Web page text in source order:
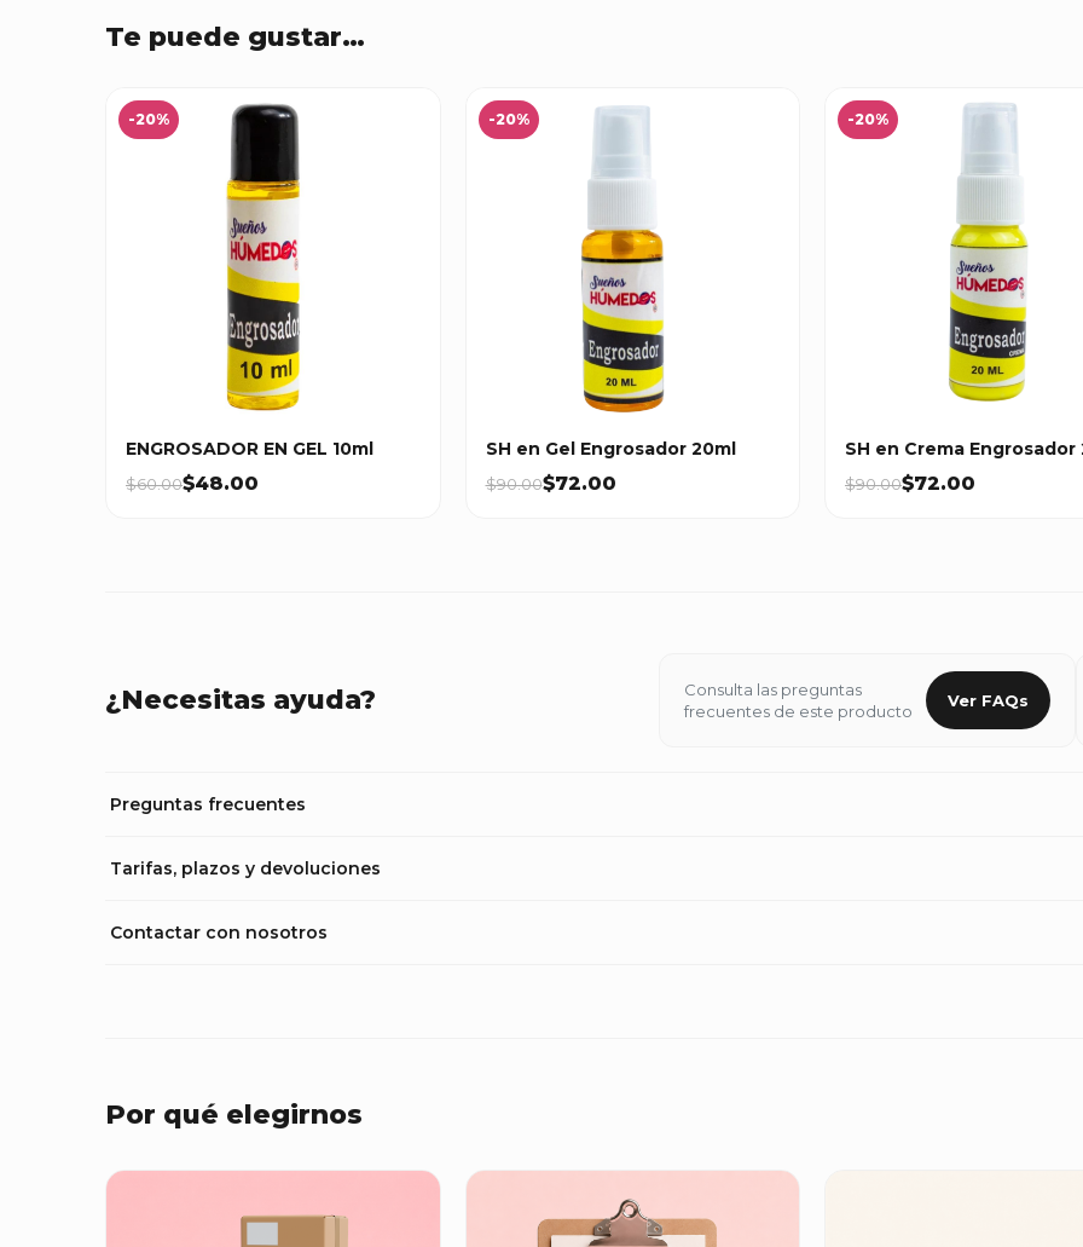
Te puede gustar…
-20%
ENGROSADOR EN GEL 10ml
$60.00$48.00
-20%
SH en Gel Engrosador 20ml
$90.00$72.00
-20%
SH en Crema Engrosador
$90.00$72.00
¿Necesitas ayuda?
Consulta las preguntas
frecuentes de este producto
Ver FAQs
Preguntas frecuentes
Tarifas, plazos y devoluciones
Contactar con nosotros
Por qué elegirnos